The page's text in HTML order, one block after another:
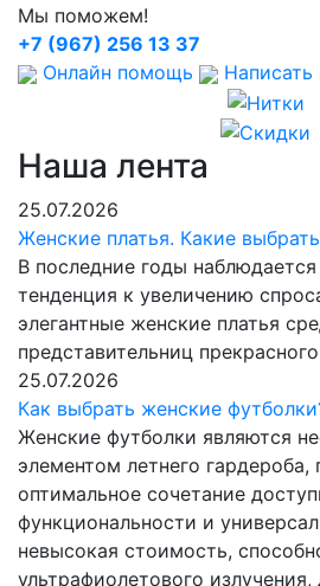
Мы поможем!
+7 (967) 256 13 37
Онлайн помощь
Написать
Наша лента
25.07.2026
Женские платья. Какие выбрать?
В последние годы наблюдается
тенденция к увеличению
элегантные женские платья
представительниц прекрасного
25.07.2026
Как выбрать женские футболки?
Женские футболки являются
элементом летнего гардероба,
оптимальное сочетание
функциональности и
невысокая стоимость,
ультрафиолетового излучения,